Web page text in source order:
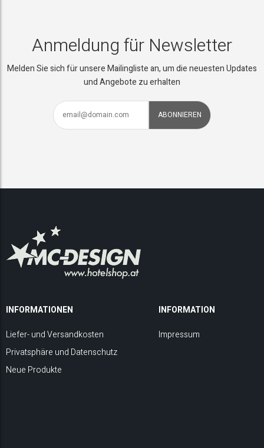
Anmeldung für Newsletter
Melden Sie sich für unsere Mailingliste an, um die neuesten Updates
und Angebote zu erhalten
INFORMATIONEN
Liefer- und Versandkosten
Privatsphäre und Datenschutz
Neue Produkte
INFORMATION
Impressum